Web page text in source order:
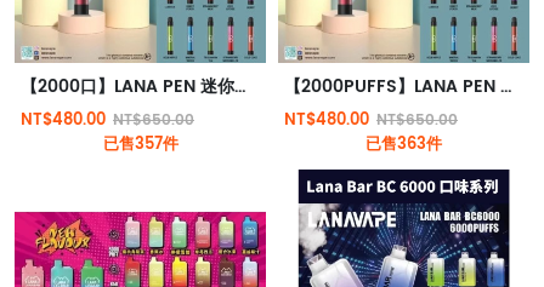
【2000口】LANA PEN 迷你版抛棄式電子煙 輕巧迷人 一次性電子煙 3.5%尼古丁
NT$480.00 NT$650.00
已售357件
【2000PUFFS】LANA PEN 迷你版抛棄式電子煙 輕巧迷人 一次性電子煙 3.5%尼古丁
NT$480.00 NT$650.00
已售363件